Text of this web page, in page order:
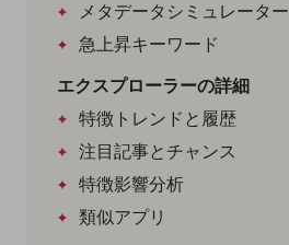
メタデータシミュレーター
急上昇キーワード
エクスプローラーの詳細
特徴トレンドと履歴
注目記事とチャンス
特徴影響分析
類似アプリ